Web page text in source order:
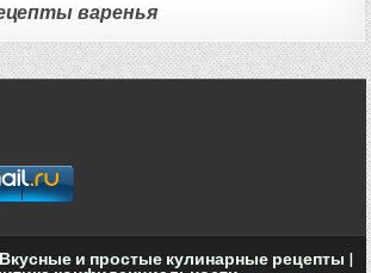
варенья
Вкусные и простые кулинарные рецепты